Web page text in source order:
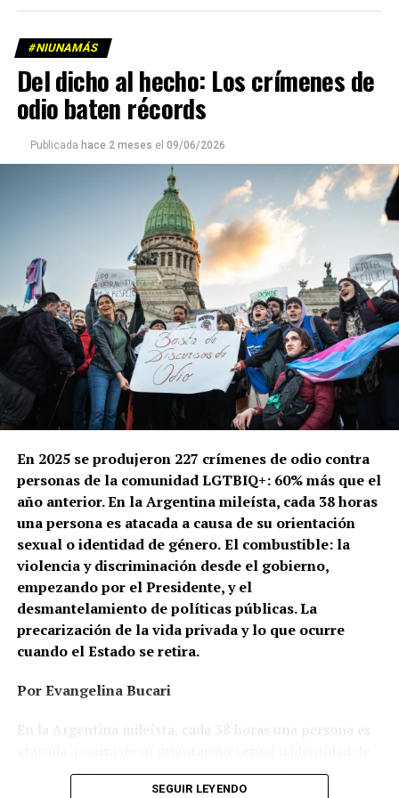
#NIUNAMÁS
Del dicho al hecho: Los crímenes de
odio baten récords
Publicada hace 2 meses el 09/06/2026
En 2025 se produjeron 227 crímenes de odio contra
personas de la comunidad LGTBIQ+: 60% más que el
año anterior. En la Argentina mileísta, cada 38 horas
una persona es atacada a causa de su orientación
sexual o identidad de género.El combustible: la
violencia y discriminación desde el gobierno,
empezando por el Presidente, y el
desmantelamiento de políticas públicas. La
precarización de la vida privada y lo que ocurre
cuando el Estado se retira.
Por Evangelina Bucari
En la Argentina mileísta, cada 38 horas una persona es
género. En Cañuelas, un hombre le prendió fuego a la
casa de una pareja de lesbianas. En Recoleta, dos
SEGUIR LEYENDO